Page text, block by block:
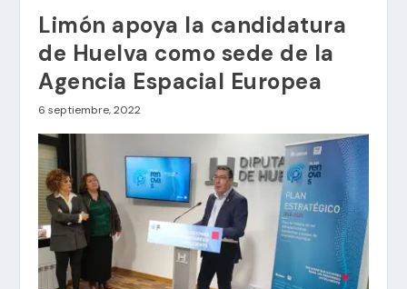
Limón apoya la candidatura
de Huelva como sede de la
Agencia Espacial Europea
6 septiembre, 2022